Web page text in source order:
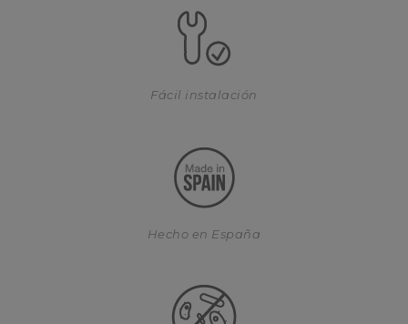
Fácil instalación
Hecho en España